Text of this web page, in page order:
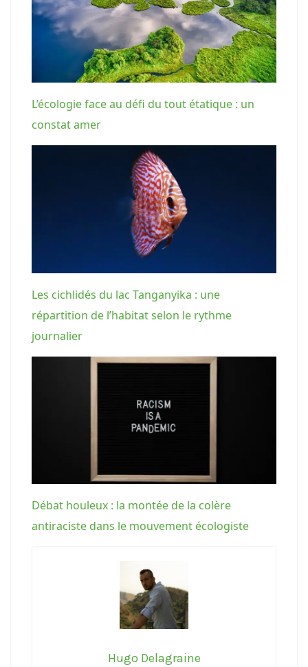
L’écologie face au défi du tout étatique : un
constat amer
Les cichlidés du lac Tanganyika : une
répartition de l’habitat selon le rythme
journalier
Débat houleux : la montée de la colère
antiraciste dans le mouvement écologiste
Hugo Delagraine